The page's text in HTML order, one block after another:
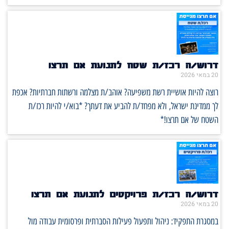
דרוש/ה רכז/ת שטח לתנועת אם תרצו
20 במאי 2026
רוצה להיות אושיית רשת משפיעה? אוהב/ת מצלמה ורשתות חברתיות? אכפת
לך ממדינת ישראל, ולא מפחד/ת להביע את דעתך? *בוא/י להיות רכז/ת
השטח של אם תרצו!*
דרוש/ה רכז/ת פרויקטים לתנועת אם תרצו
20 במאי 2026
במסגרת התפקיד: ניהול ותפעול פעילות הסברתית ופרסומית עבודה מול